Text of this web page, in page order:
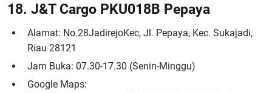
18. J&T Cargo PKU018B Pepaya
Alamat: No.28JadirejoKec, Jl. Pepaya, Kec. Sukajadi,
Riau 28121
Jam Buka: 07.30-17.30 (Senin-Minggu)
Google Maps: